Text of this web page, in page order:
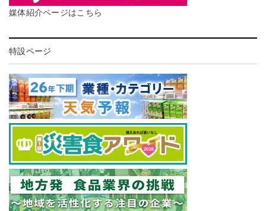
媒体紹介ページはこちら
特設ページ